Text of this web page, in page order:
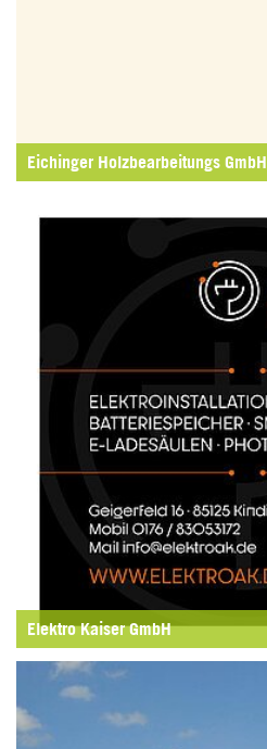
Eichinger Holzbearbeitungs GmbH
Elektro Kaiser GmbH